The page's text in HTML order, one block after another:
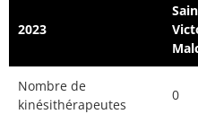
2023
Nombre de
kinésithérapeutes
0